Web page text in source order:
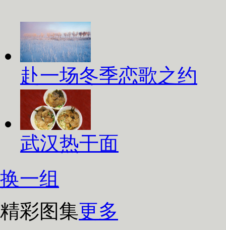
赴一场冬季恋歌之约
武汉热干面
换一组
精彩图集更多